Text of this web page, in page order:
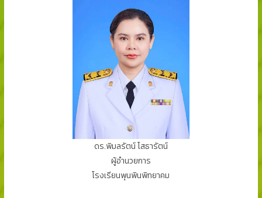
ดร.พิมลรัตน์ โสธารัตน์
ผู้อำนวยการ
โรงเรียนพุนพินพิทยาคม